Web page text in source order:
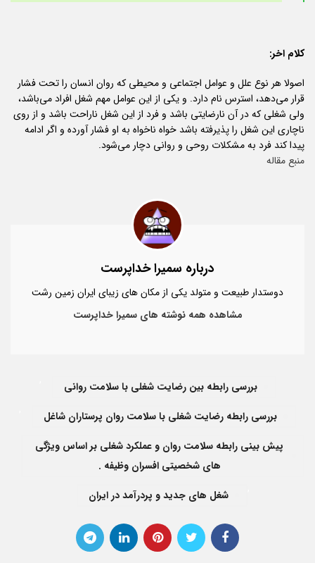
کلام اخر:
اصولا هر نوع علل و عوامل اجتماعی و محیطی که روان انسان را تحت فشار
قرار می‌دهد، استرس نام دارد. و یکی از این عوامل مهم شغل افراد می‌باشد،
ولی شغلی که در آن نارضایتی باشد و فرد از این شغل ناراحت باشد و از روی
ناچاری این شغل را پذیرفته باشد خواه نا‌خواه به او فشار آورده و اگر ادامه
پیدا کند فرد به مشکلات روحی و روانی دچار می‌شود.
منبع مقاله
درباره سمیرا خداپرست
دوستدار طبیعت و متولد یکی از مکان های زیبای ایران زمین رشت
مشاهده همه نوشته های سمیرا خداپرست
بررسی رابطه بین رضایت شغلی با سلامت روانی
بررسی رابطه رضایت شغلی با سلامت روان پرستاران شاغل
پیش بینی رابطه سلامت روان و عملکرد شغلی بر اساس ویژگی
های شخصیتی افسران وظیفه .
شغل های جدید و پردرآمد در ایران